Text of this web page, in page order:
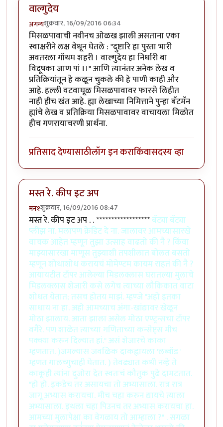
वाल्गुदेय
अगम्यशुक्रवार, 16/09/2016 06:34
मिसळपावाची नवीनच ओळख झाली असताना एका
स्वाक्षरीने लक्ष वेधून घेतले : "दुष्टारि हा पुरता भारी
अवतरला गॉथम शहरी । वाल्गुदेय हा निर्धारी बा
विदूषका जाण पां ।।" आणि त्यानंतर अनेक लेख व
प्रतिक्रियांतून हे कळून चुकले की हे पाणी काही और
आहे. हल्ली वटवाघूळ मिसळपावावर फारसे लिहीत
नाही हीच खंत आहे. ह्या लेखाच्या निमित्ताने पुन्हा बॅटमॅन
ह्यांचे लेख व प्रतिक्रिया मिसळपावावर वाचायला मिळोत
हीच गणरायाचरणी प्रार्थना.
प्रतिसाद देण्यासाठीलॉग इन कराकिंवासदस्य व्हा
मस्त रे. कीप इट अप
मन१शुक्रवार, 16/09/2016 08:47
मस्त रे. कीप इट अप . . ******************बॅट्या बॅट्या
प्लीझ ना. मलापण क्रेडिट दे ना. जालावर आमच्यासारखे
वाचक आहेत म्हणून तुझा उत्साह वाढतो की नै ? किंवा
माझ्यासारखा माणूस तुझ्याशी तपशीलात बोलत बसतो
म्हणून शोधाशोध करायचं मोमेण्टम कायम राहतं की नै ?
आयायटीत टॉपर आलेल्या मिडलक्लास घरातल्या मुलाचे
मिडलक्लास शेजारी कसे लगेच त्याच्या लौकिकात वाटा
शोधत येतात; तसच होतय माझं. म्हण्जे "अहो इतका
साधाय ना हा. अहो आमच्याच अंगा-खांद्यावर खेळून
मोठा झालाय. आता झाला असेल मोठा एण्ट्रन्सचा टॉपर
वगैरे. पण शाळेत त्याच्या गणिताच्या कन्सेप्ट्स मीच
पक्क्या करुन दिल्यात हां." असं शेजारचे काका
म्हणतात. )जमल्यास जवळिक दाकह्वायला 'लब्बॉड '
म्हणत गालच्गुचाही घेतात. ) तेवढ्यात कधी नव्हे ते
काकूही त्यांना दुजोरा देत स्वतःचं कौतुक पुढे दामटतात.
"हो हो. इकडेच तर असायचा तो अभ्यासाला. रात्र रात्र
जागू अभ्यास करायचा. मीच चहा करुन द्यायचे त्याला
अभ्यासाला. इथला चहा पिउनच तर अभ्यास करायचा हा.
आमच्या मुलापेक्षा का वेगळाय तो आम्हाला ?" . सगळा